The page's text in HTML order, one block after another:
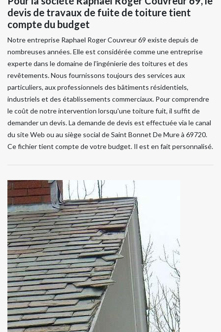
devis de travaux de fuite de toiture tient
compte du budget
Notre entreprise Raphael Roger Couvreur 69 existe depuis de
nombreuses années. Elle est considérée comme une entreprise
experte dans le domaine de l'ingénierie des toitures et des
revêtements. Nous fournissons toujours des services aux
particuliers, aux professionnels des bâtiments résidentiels,
industriels et des établissements commerciaux. Pour comprendre
le coût de notre intervention lorsqu'une toiture fuit, il suffit de
demander un devis. La demande de devis est effectuée via le canal
du site Web ou au siège social de Saint Bonnet De Mure à 69720.
Ce fichier tient compte de votre budget. Il est en fait personnalisé.